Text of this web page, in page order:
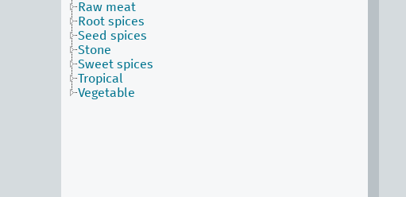
Raw meat
Root spices
Seed spices
Stone
Sweet spices
Tropical
Vegetable